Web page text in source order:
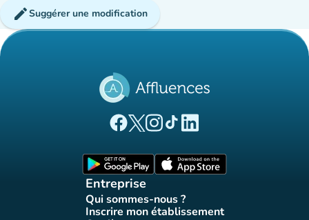
editSuggérer une modification
(nouvel onglet)
(nouvel onglet)
(nouvel onglet)
(nouvel onglet)
(nouvel onglet)
Entreprise
Qui sommes-nous ?
(nouvel onglet)
Inscrire mon établissement